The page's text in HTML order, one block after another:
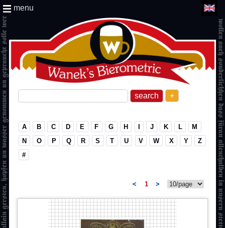
+
menu
A B C D E F G H I J K L
M
N
O P Q R S T U V W X Y
Z
#
< 1 >